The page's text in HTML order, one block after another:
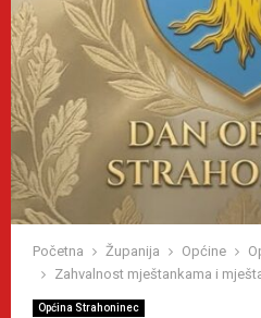
Početna Županija Općine
Zahvalnost mještankama i
Općina Strahoninec